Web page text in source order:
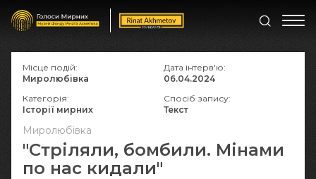
Миролюбівка
"Стріляли, бомбили. Мінами
по нас кидали"
Місце подій:
Миролюбівка
Дата інтерв'ю:
06.04.2024
Категорія:
Історії мирних
Спосіб запису:
Текст